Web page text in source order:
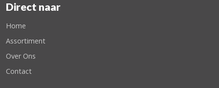
Direct naar
Home
Assortiment
Over Ons
Contact